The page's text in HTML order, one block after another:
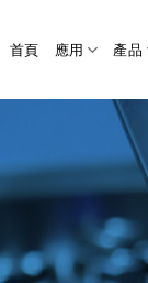
首頁 應用 產品